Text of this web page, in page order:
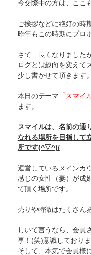
今交際中の方は、ここ
ご挨拶などに絶好の時
昨年もこの時期にプロ
さて、長くなりました
ログとは趣向を変えて
少し書かせて頂きます。
本日のテーマ 「スマイ
ます。
スマイルは、名前の通
なれる場所を目指して
所です(^▽^)/
運営しているメインカ
感じの女性（妻）が成
て頂く場所です。
売りや特徴はたくさん
しいて言うなら、会員
事！(笑)意識しておりま
そして、本気で会員様